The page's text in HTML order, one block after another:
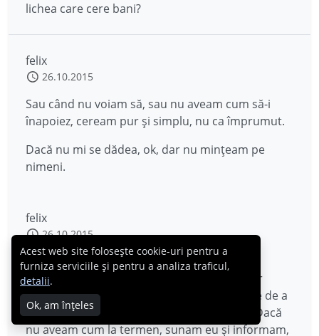
lichea care cere bani?
felix
26.10.2015
Sau când nu voiam să, sau nu aveam cum să-i
înapoiez, ceream pur și simplu, nu ca împrumut.
Dacă nu mi se dădea, ok, dar nu mințeam pe
nimeni.
felix
26.10.2015
Eu când am cerut cu împrumut i-am dat. De
obicei deja căutam să am sursele sau măcar
datele referitoare la returnare, adică înainte de a
cere mă asiguram de șansele de a restitui. Dacă
nu aveam cum la termen, sunam eu și informam,
Acest web site folosește cookie-uri pentru a
furniza serviciile și pentru a analiza traficul,
detalii.
Ok, am înțeles